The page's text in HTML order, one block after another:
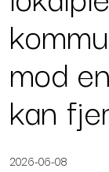
mod
kan
2026-06-08